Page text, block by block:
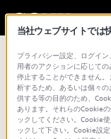
総合サポー
CA-370
当社ウェブサイトでは
プライバシー設定、ログイ
用者のアクションに応じて
停止することができません
析するため、あるいは個々
供する等の目的のため、
あります。それらのCookie
ックしてください。Cookie
ックして下さい。Cookie設